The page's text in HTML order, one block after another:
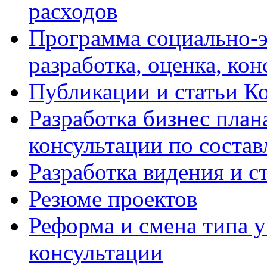
расходов
Программа социально-
разработка, оценка,
Публикации и статьи
Разработка бизнес
консультации по
Разработка видения и
Резюме проектов
Реформа и смена типа
консультации